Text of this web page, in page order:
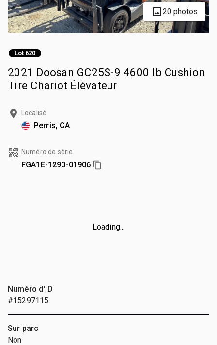
20 photos
Lot 620
2021 Doosan GC25S-9 4600 lb Cushion
Tire Chariot Élévateur
Localisé
Perris, CA
Numéro de série
FGA1E-1290-01906
Loading...
Numéro d'ID
#15297115
Sur parc
Non